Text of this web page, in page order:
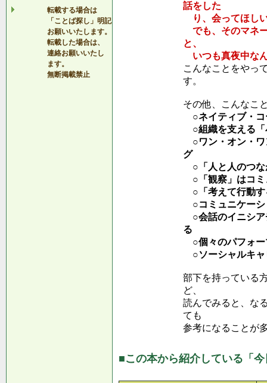
転載する場合は
「ことば探し」明記
お願いいたします。
転載した場合は、
連絡お願いいたし
ます。
無断掲載禁止
話をした
り、会ってほし
でも、そのマネ
と、
いつも真夜中な
こんなことをやっ
す。
その他、こんなこ
○ネイティブ・コ
○組織を支える「
○ワン・オン・ワ
グ
○「人と人のつな
○「観察」はコミ
○「考えて行動す
○コミュニケーシ
○会話のイニシア
る
○個々のパフォー
○ソーシャルキャ
部下を持っている
ど、
読んでみると、な
ても
参考になることが
■この本から紹介している「